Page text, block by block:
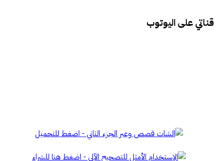
قناتي على اليوتوب